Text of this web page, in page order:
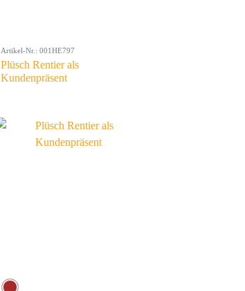
Artikel-Nr.: 001HE797
Plüsch Rentier als
Kundenpräsent